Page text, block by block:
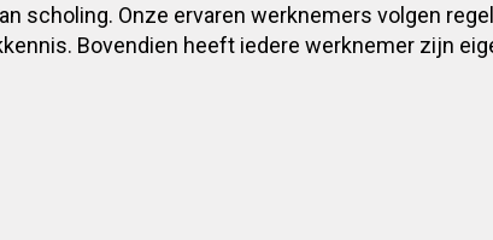
scholing. Onze ervaren werknemers volgen
Bovendien heeft iedere werknemer zijn